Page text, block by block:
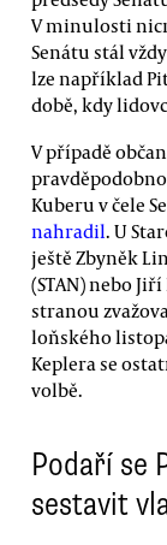
V minulosti
Senátu stál
lze například
době, kdy
V případě
Kuberu v čele
nahradil. U
ještě Zbyněk
(STAN) nebo
stranou
loňského
Keplera se
volbě.
Podaří se
sestavit